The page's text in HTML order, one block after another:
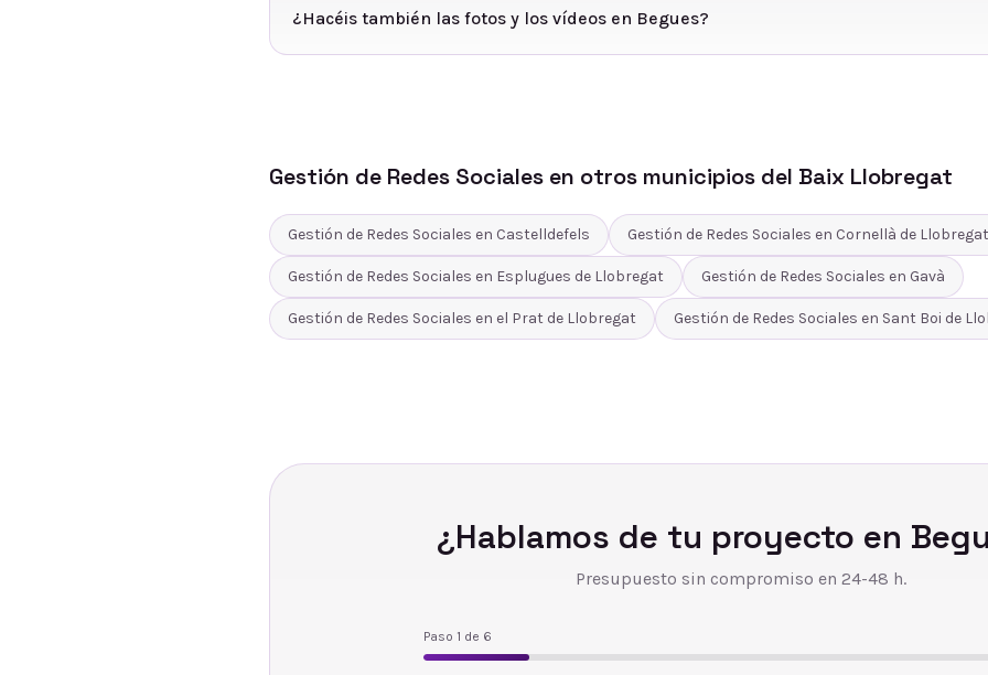
¿Hacéis también las fotos y los vídeos en Begues?
Gestión de Redes Sociales en otros municipios del Baix Llobregat
Gestión de Redes Sociales en Castelldefels Gestión de Redes Sociales en Cornellà de Llobregat
Gestión de Redes Sociales en Esplugues de Llobregat Gestión de Redes Sociales en Gavà
Gestión de Redes Sociales en el Prat de Llobregat Gestión de Redes Sociales en Sant Boi de
¿Hablamos de tu proyecto en
Presupuesto sin compromiso en 24-48 h.
Paso 1 de 6